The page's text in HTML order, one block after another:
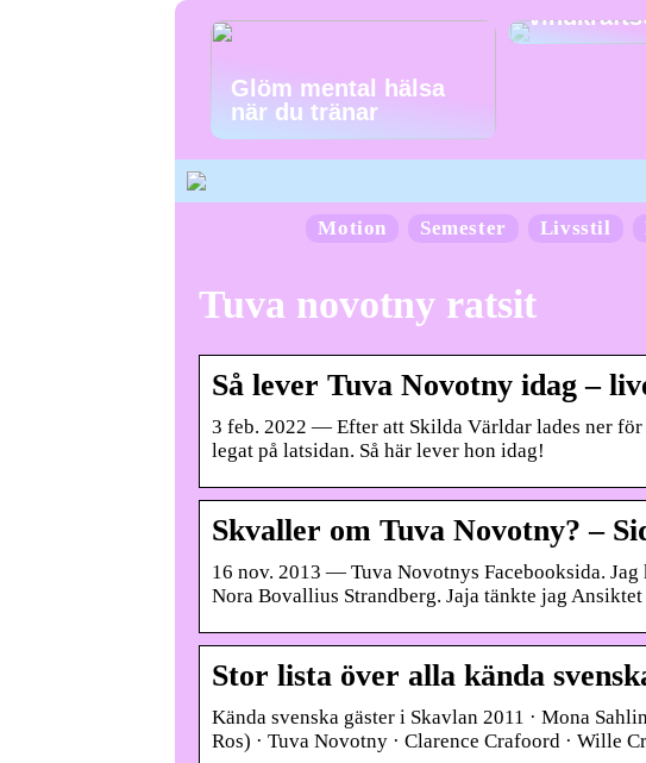
Glöm mental hälsa
när du tränar
Motion Semester Livsstil
Tuva novotny ratsit
Så lever Tuva Novotny idag –
3 feb. 2022 — Efter att Skilda Världar lades ner
legat på latsidan. Så här lever hon idag!
Skvaller om Tuva Novotny? –
16 nov. 2013 — Tuva Novotnys Facebooksida.
Nora Bovallius Strandberg. Jaja tänkte jag
Stor lista över alla kända
Kända svenska gäster i Skavlan 2011 · Mona
Ros) · Tuva Novotny · Clarence Crafoord · Wille